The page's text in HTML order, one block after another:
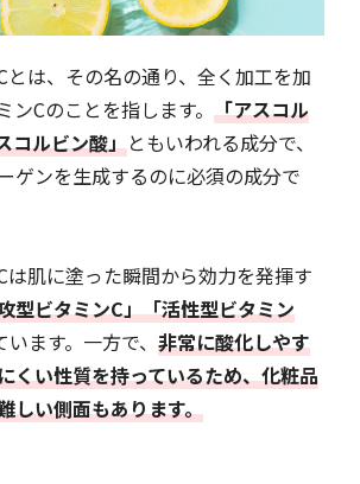
とは、その名の通り、全く加工を加
ンCのことを指します。 「アスコル
コルビン酸」ともいわれる成分で、
ゲンを生成するのに必須の成分で
は肌に塗った瞬間から効力を発揮す
型ビタミンC」「活性型ビタミン
ます。一方で、 非常に酸化しやす
くい性質を持っているため、化粧品
しい側面もあります。